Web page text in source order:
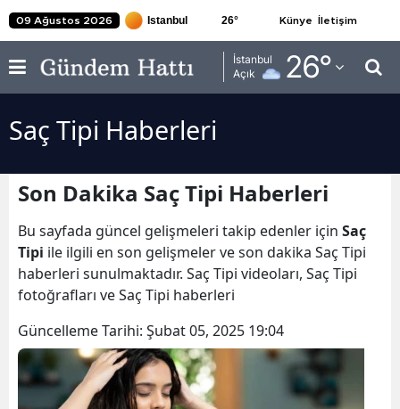
09 Ağustos 2026 26° Künye İletişim
İstanbul
Açık
26°
Adana
Adıyaman
Amasya
Ankara
Antalya
Aydın
Balıkesir
Saç Tipi Haberleri
Son Dakika Saç Tipi Haberleri
Bu sayfada güncel gelişmeleri takip edenler için Saç
Tipi ile ilgili en son gelişmeler ve son dakika Saç Tipi
haberleri sunulmaktadır. Saç Tipi videoları, Saç Tipi
fotoğrafları ve Saç Tipi haberleri
Güncelleme Tarihi: Şubat 05, 2025 19:04